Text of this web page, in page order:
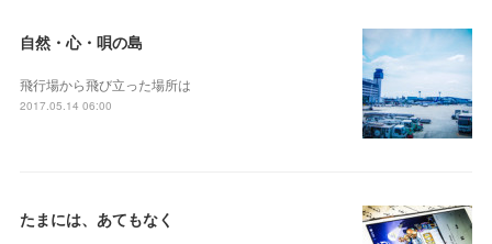
自然・心・唄の島
飛行場から飛び立った場所は
2017.05.14 06:00
たまには、あてもなく